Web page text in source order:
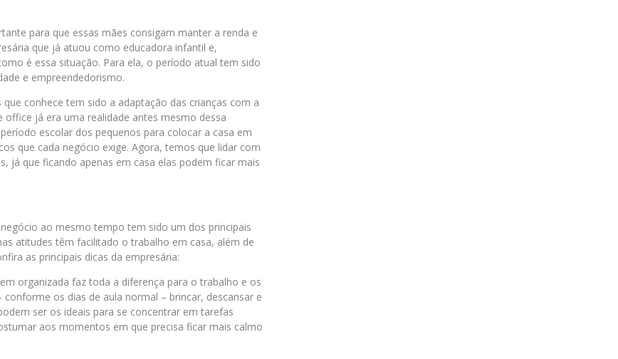
para que essas mães consigam manter a renda e
que já atuou como educadora infantil e,
é essa situação. Para ela, o período atual tem sido
e empreendedorismo.
conhece tem sido a adaptação das crianças com a
já era uma realidade antes mesmo dessa
escolar dos pequenos para colocar a casa em
que cada negócio exige. Agora, temos que lidar com
já que ficando apenas em casa elas podem ficar mais
ao mesmo tempo tem sido um dos principais
atitudes têm facilitado o trabalho em casa, além de
as principais dicas da empresária:
organizada faz toda a diferença para o trabalho e os
os dias de aula normal – brincar, descansar e
ser os ideais para se concentrar em tarefas
aos momentos em que precisa ficar mais calmo